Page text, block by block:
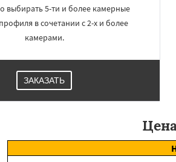
выбирать 5-ти и более камерные
в сочетании с 2-х и более
камерами.
ЗАКАЗАТЬ